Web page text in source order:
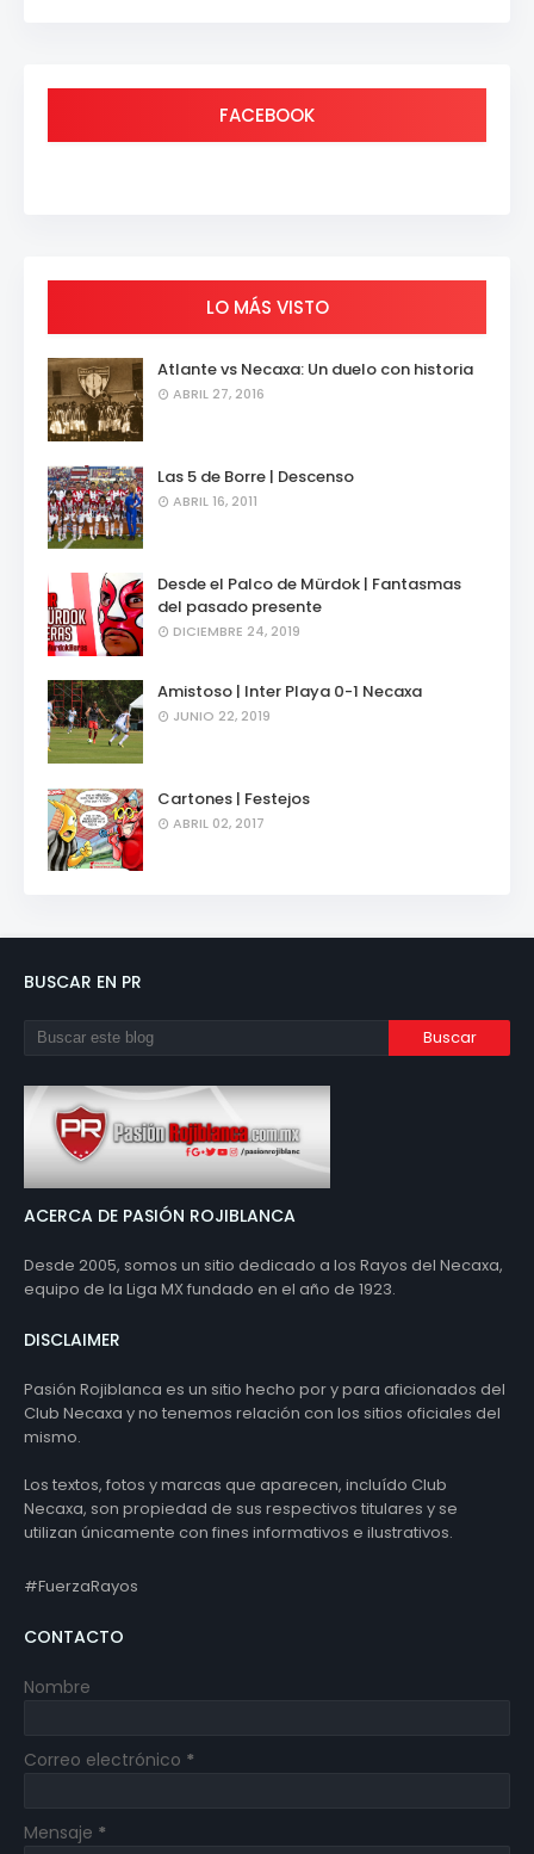
FACEBOOK
LO MÁS VISTO
Atlante vs Necaxa: Un duelo con historia
ABRIL 27, 2016
Las 5 de Borre | Descenso
ABRIL 16, 2011
Desde el Palco de Mürdok | Fantasmas
del pasado presente
DICIEMBRE 24, 2019
Amistoso | Inter Playa 0-1 Necaxa
JUNIO 22, 2019
Cartones | Festejos
ABRIL 02, 2017
BUSCAR EN PR
ACERCA DE PASIÓN ROJIBLANCA
Desde 2005, somos un sitio dedicado a los Rayos del Necaxa,
equipo de la Liga MX fundado en el año de 1923.
DISCLAIMER
Pasión Rojiblanca es un sitio hecho por y para aficionados del
Club Necaxa y no tenemos relación con los sitios oficiales del
mismo.
Los textos, fotos y marcas que aparecen, incluído Club
Necaxa, son propiedad de sus respectivos titulares y se
utilizan únicamente con fines informativos e ilustrativos.
#FuerzaRayos
CONTACTO
Nombre
Correo electrónico *
Mensaje *